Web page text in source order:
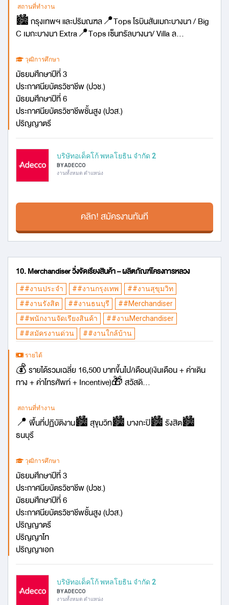
สถานที่ทำงาน
🏙️ กรุงเทพฯ และปริมณฑล📍Tops โรบินสันเมกะบางนา / Big
C เมกะบางนา Extra📍Tops เซ็นทรัลบางนา/ Villa ล...
วุฒิการศึกษา
มัธยมศึกษาปีที่ 3
ประกาศนียบัตรวิชาชีพ (ปวช.)
มัธยมศึกษาปีที่ 6
ประกาศนียบัตรวิชาชีพชั้นสูง (ปวส.)
ปริญญาตรี
บริษัทอเด็คโก้ พหลโยธิน จำกัด 2
BY ADECCO
งานทั้งหมด ตำแหน่ง
คลิก! สมัครงานทันที
10. Merchandiser วิ่งจัดเรียงสินค้า – ผลิตภัณฑ์โครงการหลวง
##งานประจำ ##งานกรุงเทพ
##งานสุขุมวิท
##งานรังสิต
##งานธนบุรี
##Merchandiser
##พนักงานจัดเรียงสินค้า
##งานMerchandiser
##สมัครงานด่วน
##งานใกล้บ้าน
รายได้
💰 รายได้รวมเฉลี่ย 16,500 บาทขึ้นไป/เดือน(เงินเดือน + ค่าเดิน
ทาง + ค่าโทรศัพท์ + Incentive)🎁 สวัสดิ...
สถานที่ทำงาน
📍 พื้นที่ปฏิบัติงาน🏙️ สุขุมวิท🏙️ บางกะปิ🏙️ รังสิต🏙️
ธนบุรี
วุฒิการศึกษา
มัธยมศึกษาปีที่ 3
ประกาศนียบัตรวิชาชีพ (ปวช.)
มัธยมศึกษาปีที่ 6
ประกาศนียบัตรวิชาชีพชั้นสูง (ปวส.)
ปริญญาตรี
ปริญญาโท
ปริญญาเอก
บริษัทอเด็คโก้ พหลโยธิน จำกัด 2
BY ADECCO
งานทั้งหมด ตำแหน่ง